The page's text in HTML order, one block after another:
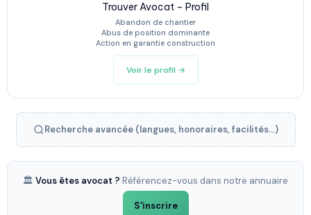
Trouver Avocat – Profil
Abandon de chantier
Abus de position dominante
Action en garantie construction
Voir le profil →
Recherche avancée (langues, honoraires, facilités...)
🏛️ Vous êtes avocat ? Référencez-vous dans notre annuaire
S'inscrire